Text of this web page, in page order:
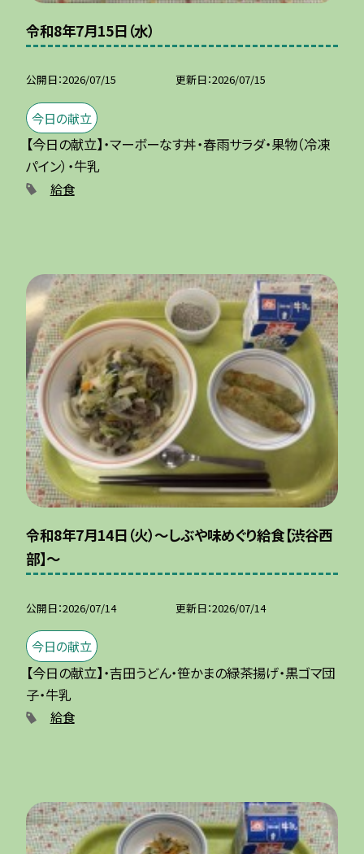
令和8年7月15日（水）
公開日 2026/07/15 更新日 2026/07/15
今日の献立
【今日の献立】・マーボーなす丼・春雨サラダ・果物（冷凍
パイン）・牛乳
給食
令和8年7月14日（火）～しぶや味めぐり給食【渋谷西
部】～
公開日 2026/07/14 更新日 2026/07/14
今日の献立
【今日の献立】・吉田うどん・笹かまの緑茶揚げ・黒ゴマ団
子・牛乳
給食